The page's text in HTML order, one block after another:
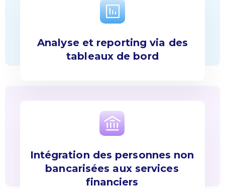
Analyse et reporting via des
tableaux de bord
Intégration des personnes non
bancarisées aux services
financiers